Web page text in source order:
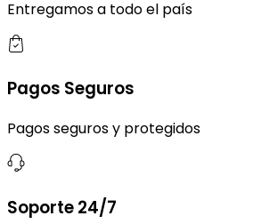
Entregamos a todo el país
Pagos Seguros
Pagos seguros y protegidos
Soporte 24/7